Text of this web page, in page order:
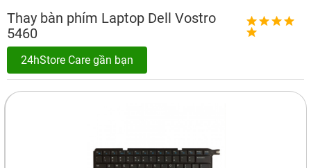
Thay bàn phím Laptop Dell Vostro
5460
24hStore Care gần bạn